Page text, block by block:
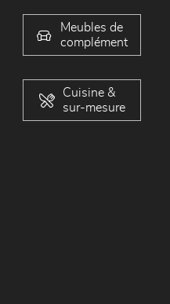
Meubles de
complément
Cuisine &
sur-mesure